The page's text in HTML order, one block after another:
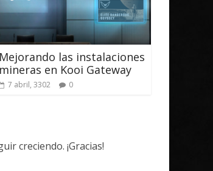
Mejorando las instalaciones
mineras en Kooi Gateway
7 abril, 3302 0
creciendo. ¡Gracias!